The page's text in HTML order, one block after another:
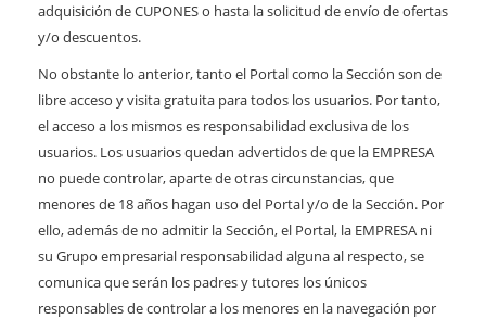
adquisición de CUPONES o hasta la solicitud de envío de ofertas
y/o descuentos.
No obstante lo anterior, tanto el Portal como la Sección son de
libre acceso y visita gratuita para todos los usuarios. Por tanto,
el acceso a los mismos es responsabilidad exclusiva de los
usuarios. Los usuarios quedan advertidos de que la EMPRESA
no puede controlar, aparte de otras circunstancias, que
menores de 18 años hagan uso del Portal y/o de la Sección. Por
ello, además de no admitir la Sección, el Portal, la EMPRESA ni
su Grupo empresarial responsabilidad alguna al respecto, se
comunica que serán los padres y tutores los únicos
responsables de controlar a los menores en la navegación por